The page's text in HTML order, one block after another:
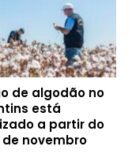
de algodão no
está
a partir do
de novembro